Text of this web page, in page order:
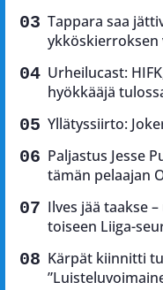
Tappara saa
ykköskierroksen
Urheilucast:
hyökkääjä
Yllätyssiirto:
Paljastus Jesse
tämän pelaajan
Ilves jää taakse
toiseen Liiga-
Kärpät kiinnitti